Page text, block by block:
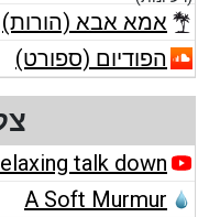
אמא אבא (הורות)
הפודיום (ספורט)
Relaxing talk down
A Soft Murmur